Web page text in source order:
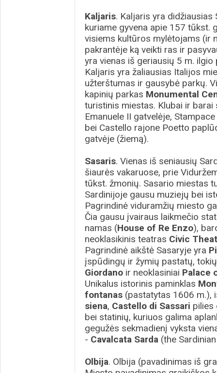
Kaljaris. Kaljaris yra
kuriame gyvena apie 157 tūkst.
visiems kultūros mylėtojams (ir
pakrantėje ką veikti ras ir
yra vienas iš geriausių 5 m. ilgio
Kaljaris yra žaliausias Italijos
užterštumas ir gausybė parkų.
kapinių parkas Monumental
turistinis miestas. Klubai ir
Emanuele II gatvelėje,
bei Castello rajone Poetto
gatvėje (žiemą).
Sasaris. Vienas iš seniausių
šiaurės vakaruose, prie
tūkst. žmonių. Sasario miestas
Sardinijoje gausu muziejų bei
Pagrindinė viduramžių miesto
Čia gausu įvairaus laikmečio
namas (House of Re Enzo),
neoklasikinis teatras Civic
Pagrindinė aikštė Sasaryje yra
įspūdingų ir žymių pastatų,
Giordano ir neoklasiniai Palace
Unikalus istorinis paminklas
fontanas (pastatytas 1606 m.),
siena, Castello di Sassari pilies
bei statinių, kuriuos galima
gegužės sekmadienį vyksta
- Cavalcata Sarda (the
Olbija. Olbija (pavadinimas iš